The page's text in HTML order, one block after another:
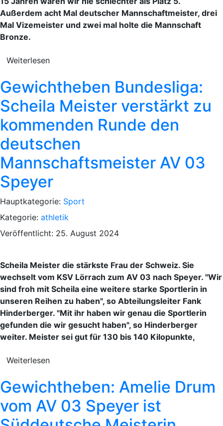
Außerdem acht Mal deutscher Mannschaftmeister, drei
Mal Vizemeister und zwei mal holte die Mannschaft
Bronze.
Weiterlesen
Gewichtheben Bundesliga:
Scheila Meister verstärkt zu
kommenden Runde den
deutschen
Mannschaftsmeister AV 03
Speyer
Hauptkategorie: Sport
Kategorie: athletik
Veröffentlicht: 25. August 2024
Scheila Meister die stärkste Frau der Schweiz. Sie
wechselt vom KSV Lörrach zum AV 03 nach Speyer. "Wir
sind froh mit Scheila eine weitere starke Sportlerin in
unseren Reihen zu haben", so Abteilungsleiter Fank
Hinderberger. "Mit ihr haben wir genau die Sportlerin
gefunden die wir gesucht haben", so Hinderberger
weiter. Meister sei gut für 130 bis 140 Kilopunkte,
Weiterlesen
Gewichtheben: Amelie Drum
vom AV 03 Speyer ist